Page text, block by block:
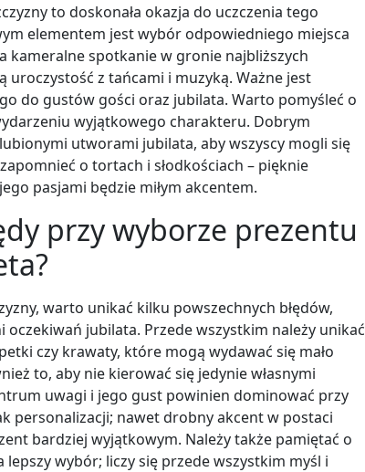
to doskonała okazja do uczczenia tego
elementem jest wybór odpowiedniego miejsca
kameralne spotkanie w gronie najbliższych
uroczystość z tańcami i muzyką. Ważne jest
do gustów gości oraz jubilata. Warto pomyśleć o
wyjątkowego charakteru. Dobrym
utworami jubilata, aby wszyscy mogli się
o tortach i słodkościach – pięknie
pasjami będzie miłym akcentem.
przy wyborze prezentu
warto unikać kilku powszechnych błędów,
jubilata. Przede wszystkim należy unikać
czy krawaty, które mogą wydawać się mało
to, aby nie kierować się jedynie własnymi
uwagi i jego gust powinien dominować przy
personalizacji; nawet drobny akcent w postaci
bardziej wyjątkowym. Należy także pamiętać o
wybór; liczy się przede wszystkim myśl i